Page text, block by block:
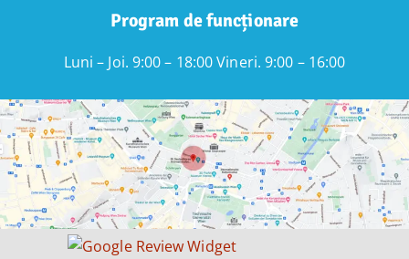
Program de funcționare
Luni – Joi. 9:00 – 18:00 Vineri. 9:00 – 16:00